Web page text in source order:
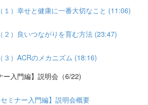
１）幸せと健康に一番大切なこと (11:06)
２）良いつながりを育む方法 (23:47)
３）ACRのメカニズム (18:16)
ー入門編】説明会（6/22)
セミナー入門編】説明会概要